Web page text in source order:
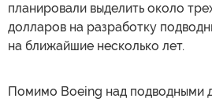
планировали выделить около
долларов на разработку
на ближайшие несколько лет.
Помимо Boeing над подводными